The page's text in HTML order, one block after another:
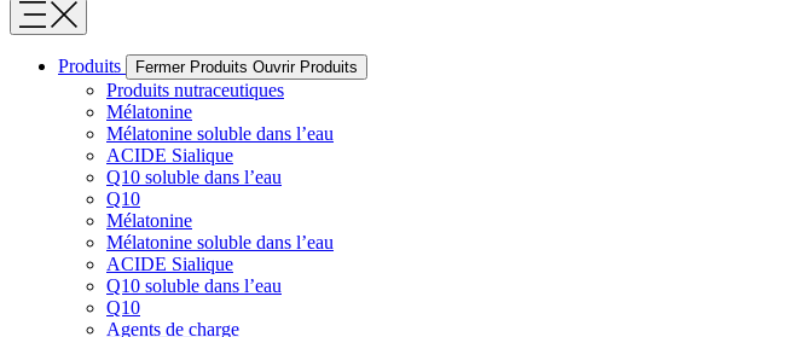
Produits Fermer Produits Ouvrir Produits
Produits nutraceutiques
Mélatonine
Mélatonine soluble dans l’eau
ACIDE Sialique
Q10 soluble dans l’eau
Q10
Mélatonine
Mélatonine soluble dans l’eau
ACIDE Sialique
Q10 soluble dans l’eau
Q10
Agents de charge